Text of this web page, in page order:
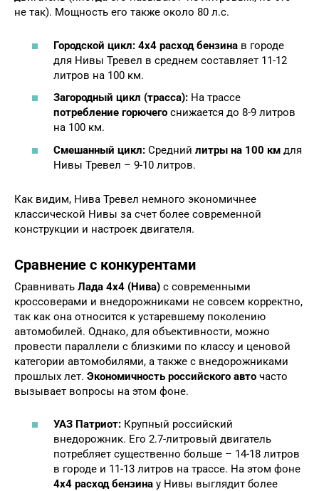
не так). Мощность его также около 80 л.с.
Городской цикл: 4х4 расход бензина в городе
для Нивы Тревел в среднем составляет 11-12
литров на 100 км.
Загородный цикл (трасса): На трассе
потребление горючего снижается до 8-9 литров
на 100 км.
Смешанный цикл: Средний литры на 100 км для
Нивы Тревел – 9-10 литров.
Как видим, Нива Тревел немного экономичнее
классической Нивы за счет более современной
конструкции и настроек двигателя.
Сравнение с конкурентами
Сравнивать Лада 4х4 (Нива) с современными
кроссоверами и внедорожниками не совсем корректно,
так как она относится к устаревшему поколению
автомобилей. Однако, для объективности, можно
провести параллели с близкими по классу и ценовой
категории автомобилями, а также с внедорожниками
прошлых лет. Экономичность российского авто часто
вызывает вопросы на этом фоне.
УАЗ Патриот: Крупный российский
внедорожник. Его 2.7-литровый двигатель
потребляет существенно больше – 14-18 литров
в городе и 11-13 литров на трассе. На этом фоне
4х4 расход бензина у Нивы выглядит более